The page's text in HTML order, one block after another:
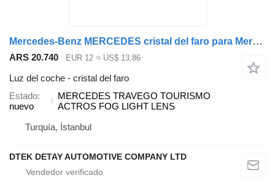
Mercedes-Benz MERCEDES cristal del faro para Mercedes-Benz TRAVEGO TOURİSMO ACTROS autobús
ARS 20.740 EUR 12 ≈ US$ 13,86
Luz del coche - cristal del faro
Estado
nuevo
MERCEDES TRAVEGO TOURISMO
ACTROS FOG LIGHT LENS
Turquía, İstanbul
DTEK DETAY AUTOMOTIVE COMPANY LTD